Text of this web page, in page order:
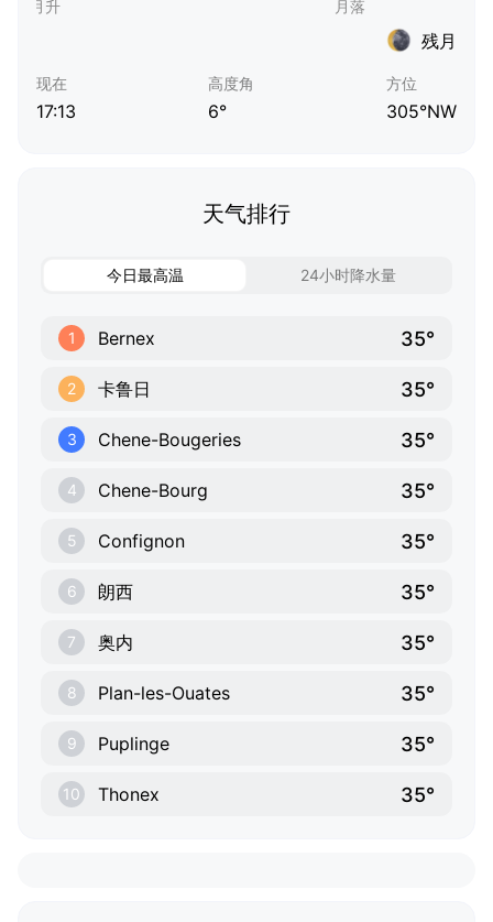
残月
现在
17:13
高度角
6°
方位
305°NW
天气排行
今日最高温 24小时降水量
1 Bernex 35°
2 卡鲁日 35°
3 Chene-Bougeries 35°
4 Chene-Bourg 35°
5 Confignon 35°
6 朗西 35°
7 奥内 35°
8 Plan-les-Ouates 35°
9 Puplinge 35°
10 Thonex 35°